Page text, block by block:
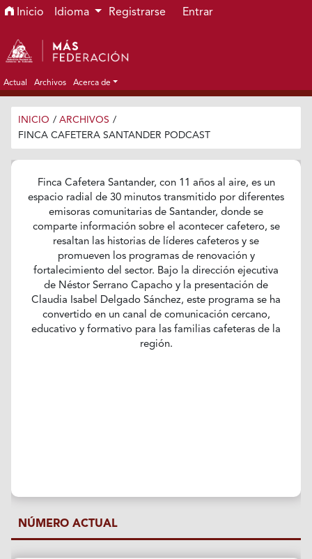
Ir al menú de navegación principal
Ir al contenido principal
Ir al pie de página del sitio
Inicio Idioma Registrarse Entrar
Actual Archivos Acerca de
INICIO / ARCHIVOS /
FINCA CAFETERA SANTANDER PODCAST
Finca Cafetera Santander, con 11 años al aire, es un
espacio radial de 30 minutos transmitido por diferentes
emisoras comunitarias de Santander, donde se
comparte información sobre el acontecer cafetero, se
resaltan las historias de líderes cafeteros y se
promueven los programas de renovación y
fortalecimiento del sector. Bajo la dirección ejecutiva
de Néstor Serrano Capacho y la presentación de
Claudia Isabel Delgado Sánchez, este programa se ha
convertido en un canal de comunicación cercano,
educativo y formativo para las familias cafeteras de la
región.
NÚMERO ACTUAL